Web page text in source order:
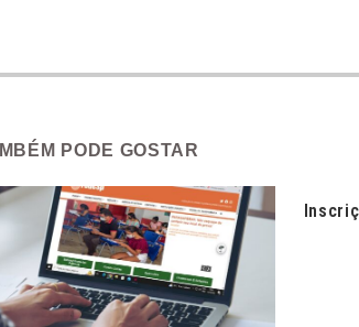
PODE GOSTAR